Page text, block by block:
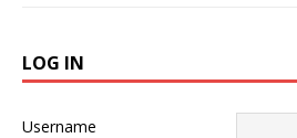
LOG IN
Username